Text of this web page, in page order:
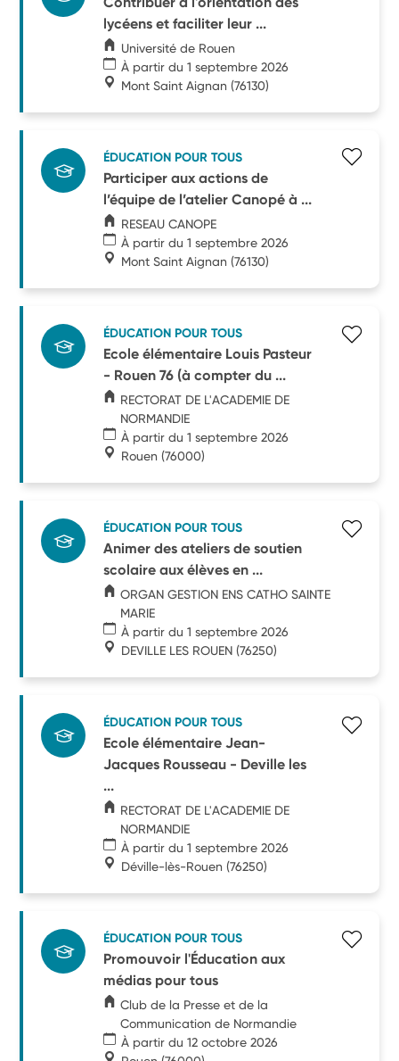
lycéens et faciliter leur ...
Université de Rouen
À partir du 1 septembre 2026
Mont Saint Aignan (76130)
ÉDUCATION POUR TOUS
Participer aux actions de
l’équipe de l’atelier Canopé à ...
RESEAU CANOPE
À partir du 1 septembre 2026
Mont Saint Aignan (76130)
ÉDUCATION POUR TOUS
Ecole élémentaire Louis Pasteur
- Rouen 76 (à compter du ...
RECTORAT DE L'ACADEMIE DE
NORMANDIE
À partir du 1 septembre 2026
Rouen (76000)
ÉDUCATION POUR TOUS
Animer des ateliers de soutien
scolaire aux élèves en ...
ORGAN GESTION ENS CATHO SAINTE
MARIE
À partir du 1 septembre 2026
DEVILLE LES ROUEN (76250)
ÉDUCATION POUR TOUS
Ecole élémentaire Jean-
Jacques Rousseau - Deville les
...
RECTORAT DE L'ACADEMIE DE
NORMANDIE
À partir du 1 septembre 2026
Déville-lès-Rouen (76250)
ÉDUCATION POUR TOUS
Promouvoir l'Éducation aux
médias pour tous
Club de la Presse et de la
Communication de Normandie
À partir du 12 octobre 2026